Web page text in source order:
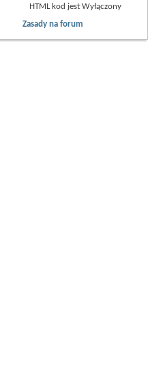
HTML kod jestWyłączony
Zasady na forum